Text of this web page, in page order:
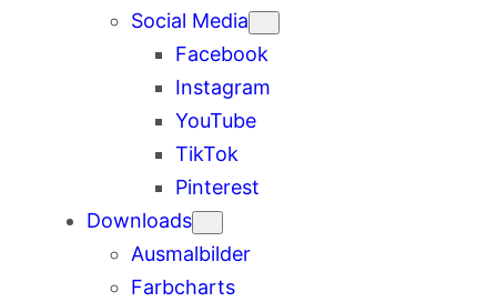
Social Media
Facebook
Instagram
YouTube
TikTok
Pinterest
Downloads
Ausmalbilder
Farbcharts